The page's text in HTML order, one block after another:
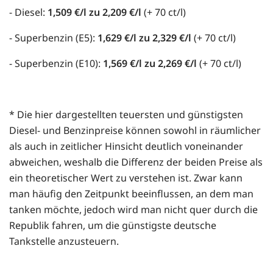
- Diesel: 1,509 €/l zu 2,209 €/l (+ 70 ct/l)
- Superbenzin (E5): 1,629 €/l zu 2,329 €/l (+ 70 ct/l)
- Superbenzin (E10): 1,569 €/l zu 2,269 €/l (+ 70 ct/l)
* Die hier dargestellten teuersten und günstigsten
Diesel- und Benzinpreise können sowohl in räumlicher
als auch in zeitlicher Hinsicht deutlich voneinander
abweichen, weshalb die Differenz der beiden Preise als
ein theoretischer Wert zu verstehen ist. Zwar kann
man häufig den Zeitpunkt beeinflussen, an dem man
tanken möchte, jedoch wird man nicht quer durch die
Republik fahren, um die günstigste deutsche
Tankstelle anzusteuern.